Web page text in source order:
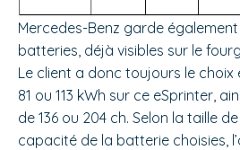
Mercedes-Benz garde
batteries, déjà visibles sur le
Le client a donc toujours le choix
81 ou 113 kWh sur ce eSprinter,
de 136 ou 204 ch. Selon la taille
capacité de la batterie choisies,